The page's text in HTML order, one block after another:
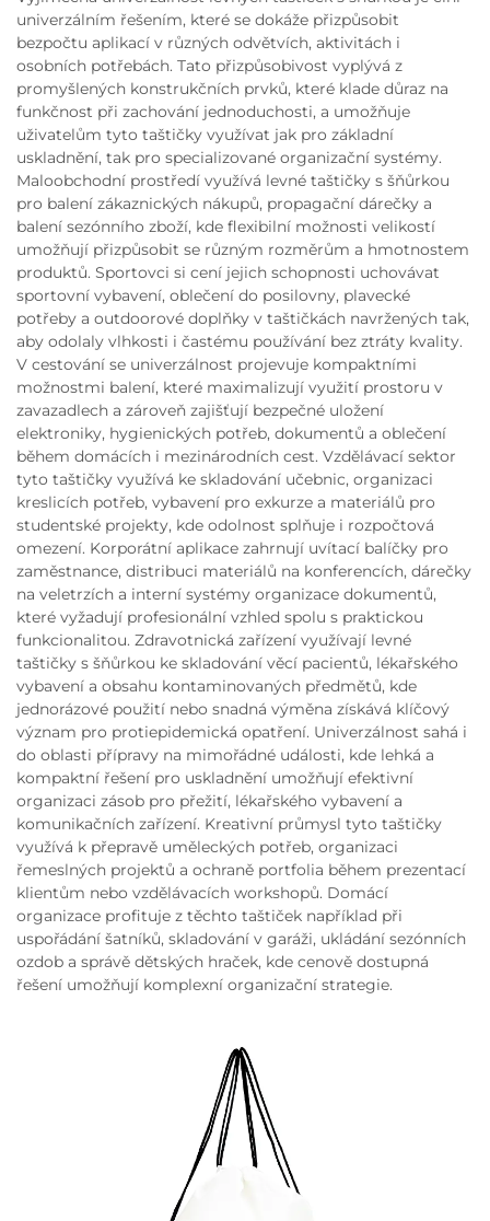
univerzálním řešením, které se dokáže přizpůsobit
bezpočtu aplikací v různých odvětvích, aktivitách i
osobních potřebách. Tato přizpůsobivost vyplývá z
promyšlených konstrukčních prvků, které klade důraz na
funkčnost při zachování jednoduchosti, a umožňuje
uživatelům tyto taštičky využívat jak pro základní
uskladnění, tak pro specializované organizační systémy.
Maloobchodní prostředí využívá levné taštičky s šňůrkou
pro balení zákaznických nákupů, propagační dárečky a
balení sezónního zboží, kde flexibilní možnosti velikostí
umožňují přizpůsobit se různým rozměrům a hmotnostem
produktů. Sportovci si cení jejich schopnosti uchovávat
sportovní vybavení, oblečení do posilovny, plavecké
potřeby a outdoorové doplňky v taštičkách navržených tak,
aby odolaly vlhkosti i častému používání bez ztráty kvality.
V cestování se univerzálnost projevuje kompaktními
možnostmi balení, které maximalizují využití prostoru v
zavazadlech a zároveň zajišťují bezpečné uložení
elektroniky, hygienických potřeb, dokumentů a oblečení
během domácích i mezinárodních cest. Vzdělávací sektor
tyto taštičky využívá ke skladování učebnic, organizaci
kreslicích potřeb, vybavení pro exkurze a materiálů pro
studentské projekty, kde odolnost splňuje i rozpočtová
omezení. Korporátní aplikace zahrnují uvítací balíčky pro
zaměstnance, distribuci materiálů na konferencích, dárečky
na veletrzích a interní systémy organizace dokumentů,
které vyžadují profesionální vzhled spolu s praktickou
funkcionalitou. Zdravotnická zařízení využívají levné
taštičky s šňůrkou ke skladování věcí pacientů, lékařského
vybavení a obsahu kontaminovaných předmětů, kde
jednorázové použití nebo snadná výměna získává klíčový
význam pro protiepidemická opatření. Univerzálnost sahá i
do oblasti přípravy na mimořádné události, kde lehká a
kompaktní řešení pro uskladnění umožňují efektivní
organizaci zásob pro přežití, lékařského vybavení a
komunikačních zařízení. Kreativní průmysl tyto taštičky
využívá k přepravě uměleckých potřeb, organizaci
řemeslných projektů a ochraně portfolia během prezentací
klientům nebo vzdělávacích workshopů. Domácí
organizace profituje z těchto taštiček například při
uspořádání šatníků, skladování v garáži, ukládání sezónních
ozdob a správě dětských hraček, kde cenově dostupná
řešení umožňují komplexní organizační strategie.